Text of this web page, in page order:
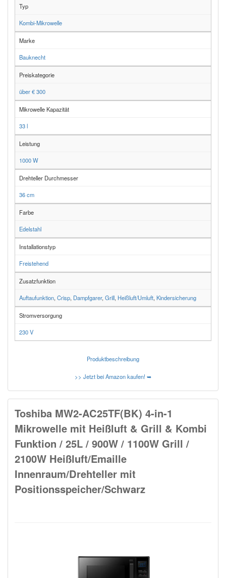
Typ
Kombi-Mikrowelle
Marke
Bauknecht
Preiskategorie
über € 300
Mikrowelle Kapazität
33 l
Leistung
1000 W
Drehteller Durchmesser
36 cm
Farbe
Edelstahl
Installationstyp
Freistehend
Zusatzfunktion
Auftaufunktion, Crisp, Dampfgarer, Grill, Heißluft/Umluft, Kindersicherung
Stromversorgung
230 V
Produktbeschreibung
>> Jetzt bei Amazon kaufen! ➥
Toshiba MW2-AC25TF(BK) 4-in-1
Mikrowelle mit Heißluft & Grill & Kombi
Funktion / 25L / 900W / 1100W Grill /
2100W Heißluft/Emaille
Innenraum/Drehteller mit
Positionsspeicher/Schwarz